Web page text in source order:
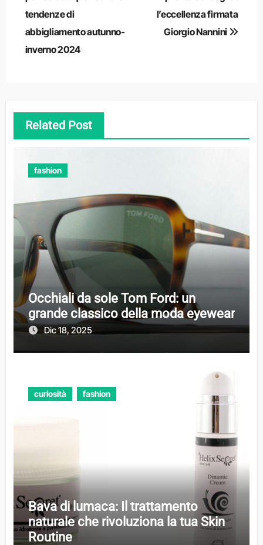
tendenze di
abbigliamento autunno-
inverno 2024
l’eccellenza firmata
Giorgio Nannini
Related Post
fashion
Occhiali da sole Tom Ford: un
grande classico della moda eyewear
Dic 18, 2025
curiosità fashion
Bava di lumaca: Il trattamento
naturale che rivoluziona la tua Skin
Routine